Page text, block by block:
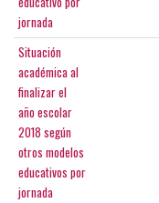
jornada
Situación
académica al
finalizar el
año escolar
2018 según
otros modelos
educativos por
jornada